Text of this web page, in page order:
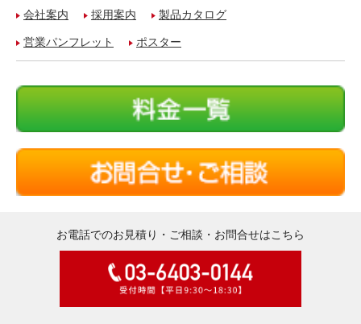
会社案内 採用案内 製品カタログ
営業パンフレット ポスター
お電話でのお見積り・ご相談・お問合せはこちら